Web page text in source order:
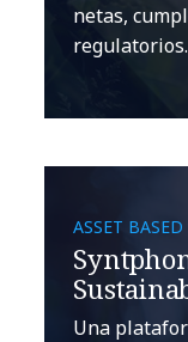
netas,
regulatorios.
ASSET
Una